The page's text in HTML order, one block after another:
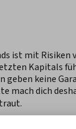
ist mit Risiken
Kapitals
geben keine
mach dich